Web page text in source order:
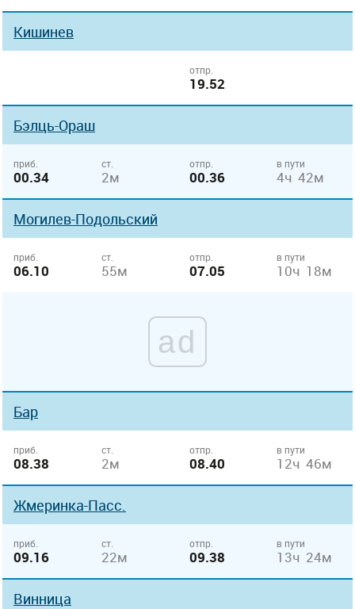
Кишинев
отпр.
19.52
Бэлць-Ораш
приб.
00.34
ст.
2м
отпр.
00.36
в пути
4ч 42м
Могилев-Подольский
приб.
06.10
ст.
55м
отпр.
07.05
в пути
10ч 18м
ad
Бар
приб.
08.38
ст.
2м
отпр.
08.40
в пути
12ч 46м
Жмеринка-Пасс.
приб.
09.16
ст.
22м
отпр.
09.38
в пути
13ч 24м
Винница